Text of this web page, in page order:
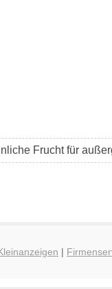
Frucht für
|